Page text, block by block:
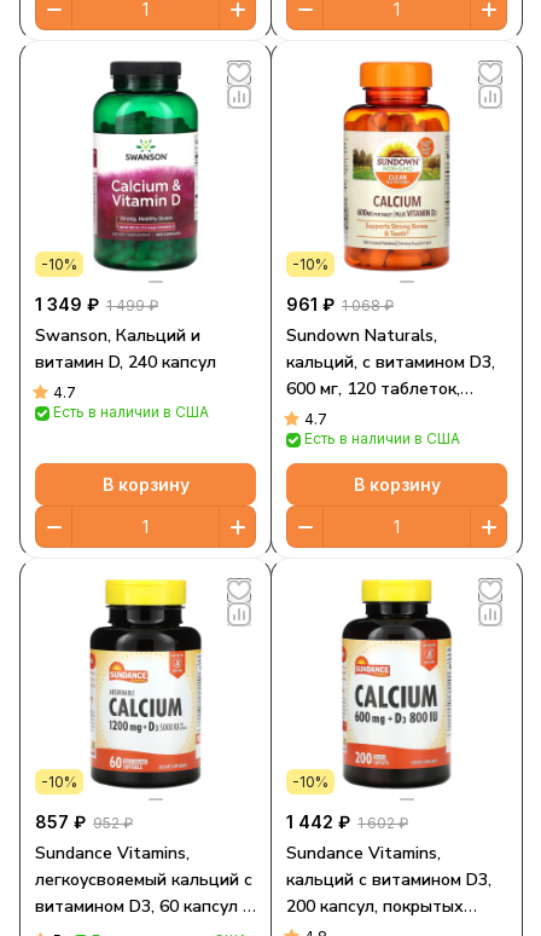
-10%
1 349 ₽ 1 499 ₽
Swanson, Кальций и
витамин D, 240 капсул
4.7
Есть в наличии в США
В корзину
-10%
961 ₽ 1 068 ₽
Sundown Naturals,
кальций, с витамином D3,
600 мг, 120 таблеток,
покрытых оболочкой (300
мг в 1 таблетке)
4.7
Есть в наличии в США
В корзину
-10%
857 ₽ 952 ₽
Sundance Vitamins,
легкоусвояемый кальций с
витамином D3, 60 капсул с
-10%
1 442 ₽ 1 602 ₽
Sundance Vitamins,
кальций с витамином D3,
200 капсул, покрытых